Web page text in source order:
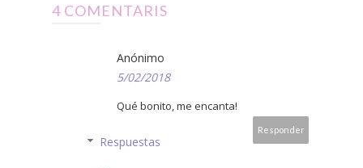
4 COMENTARIS
Anónimo
5/02/2018
Qué bonito, me encanta!
Responder
Respuestas